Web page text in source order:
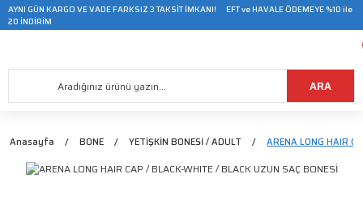
AYNI GÜN KARGO VE VADE FARKSIZ 3 TAKSİT İMKANI! EFT ve HAVALE ÖDEMEYE %10 ile
20 İNDİRİM
ARA
Anasayfa BONE YETİŞKİN BONESİ / ADULT ARENA LONG HAIR